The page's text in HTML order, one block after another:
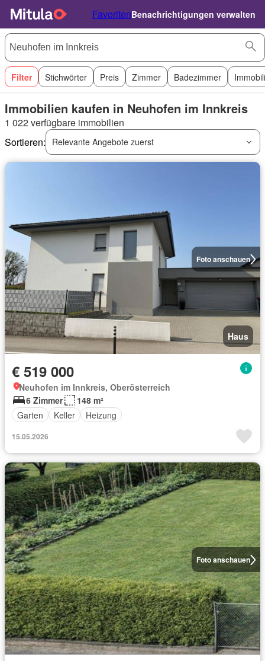
FavoritenBenachrichtigungen verwalten
Filter Stichwörter Preis Zimmer Badezimmer
Immobilien kaufen in Neuhofen im Innkreis
1 022 verfügbare immobilien
Sortieren:
Relevante Angebote zuerst
Foto anschauen
Haus
€ 519 000
Neuhofen im Innkreis, Oberösterreich
6 Zimmer
148 m²
Garten
Keller Heizung
15.05.2026
Foto anschauen